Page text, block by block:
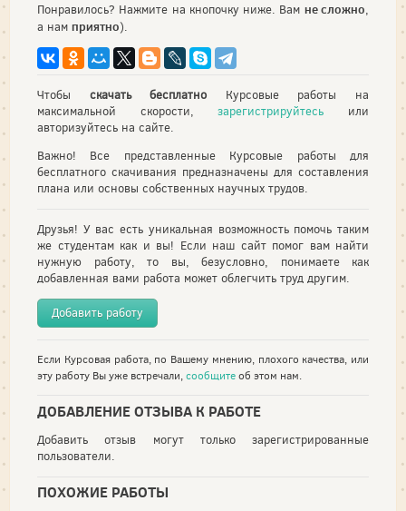
Понравилось? Нажмите на кнопочку ниже. Вам не сложно,
а нам приятно).
Чтобы скачать бесплатно Курсовые работы на
максимальной скорости,зарегистрируйтесь или
авторизуйтесь на сайте.
Важно! Все представленные Курсовые работы для
бесплатного скачивания предназначены для составления
плана или основы собственных научных трудов.
Друзья! У вас есть уникальная возможность помочь таким
же студентам как и вы! Если наш сайт помог вам найти
нужную работу, то вы, безусловно, понимаете как
добавленная вами работа может облегчить труд другим.
Добавить работу
Если Курсовая работа, по Вашему мнению, плохого качества, или
эту работу Вы уже встречали,сообщитеоб этом нам.
ДОБАВЛЕНИЕ ОТЗЫВА К РАБОТЕ
Добавить отзыв могут только зарегистрированные
пользователи.
ПОХОЖИЕ РАБОТЫ